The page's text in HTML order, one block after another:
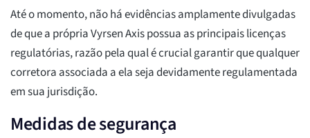
Até o momento, não há evidências amplamente divulgadas
de que a própria Vyrsen Axis possua as principais licenças
regulatórias, razão pela qual é crucial garantir que qualquer
corretora associada a ela seja devidamente regulamentada
em sua jurisdição.
Medidas de segurança